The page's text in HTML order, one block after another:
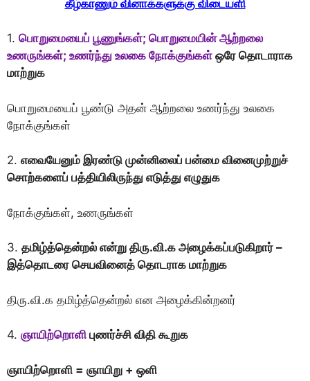
கீழ்காணும் வினாக்களுக்கு விடையளி
1. பொறுமையைப் பூணுங்கள்; பொறுமையின் ஆற்றலை
உணருங்கள்; உணர்ந்து உலகை நோக்குங்கள் ஒரே தொடாராக
மாற்றுக
பொறுமையைப் பூண்டு அதன் ஆற்றலை உணர்ந்து உலகை
நோக்குங்கள்
2. எவையேனும் இரண்டு முன்னிலைப் பன்மை வினைமுற்றுச்
சொற்களைப் பத்தியிலிருந்து எடுத்து எழுதுக
நோக்குங்கள், உணருங்கள்
3. தமிழ்த்தென்றல் என்று திரு.வி.க அழைக்கப்படுகிறார் –
இத்தொடரை செயவினைத் தொடராக மாற்றுக
திரு.வி.க தமிழ்த்தென்றல் என அழைக்கின்றனர்
4. ஞாயிற்றொளி புணர்ச்சி விதி கூறுக
ஞாயிற்றொளி = ஞாயிறு + ஒளி